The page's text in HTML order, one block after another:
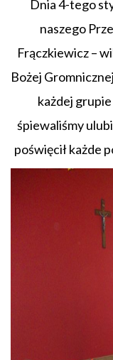
Dnia 4-tego
naszego
Frączkiewicz –
Bożej
każdej
śpiewaliśmy
poświęcił każde